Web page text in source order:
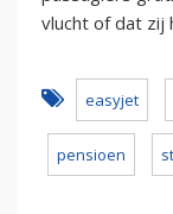
vlucht of dat zij
easyjet
pensioen